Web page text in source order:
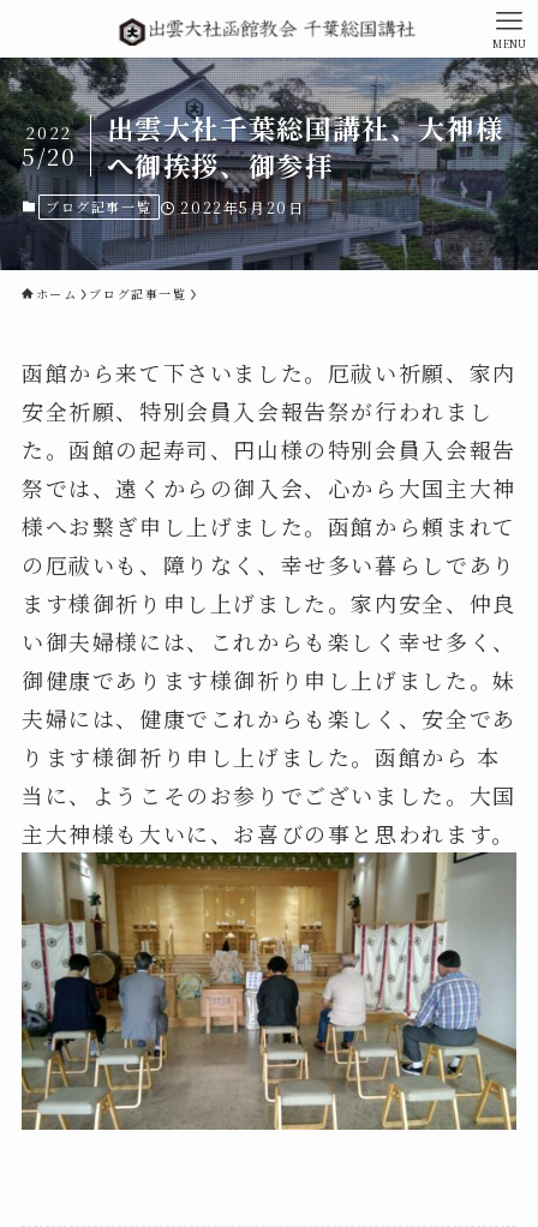
MENU
出雲大社千葉総国講社、大神様
へ御挨拶、御参拝
2022
5/20
ブログ記事一覧 2022年5月20日
ホーム ブログ記事一覧
函館から来て下さいました。厄祓い祈願、家内
安全祈願、特別会員入会報告祭が行われまし
た。函館の起寿司、円山様の特別会員入会報告
祭では、遠くからの御入会、心から大国主大神
様へお繋ぎ申し上げました。函館から頼まれて
の厄祓いも、障りなく、幸せ多い暮らしであり
ます様御祈り申し上げました。家内安全、仲良
い御夫婦様には、これからも楽しく幸せ多く、
御健康であります様御祈り申し上げました。妹
夫婦には、健康でこれからも楽しく、安全であ
ります様御祈り申し上げました。函館から 本
当に、ようこそのお参りでございました。大国
主大神様も大いに、お喜びの事と思われます。